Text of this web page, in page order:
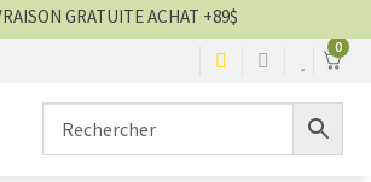
0
GRATUITE ACHAT +89$